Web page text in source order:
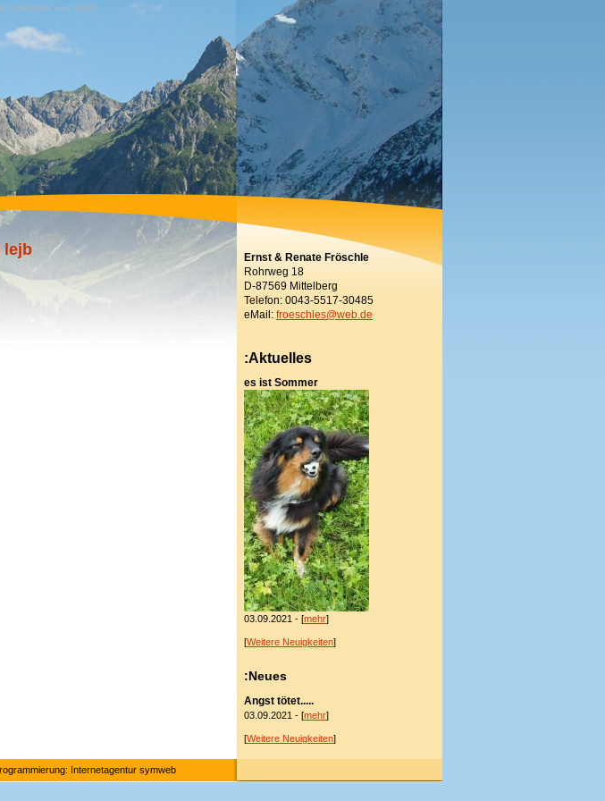
Leib,Seele und Geist,
lejb
Ernst & Renate Fröschle
Rohrweg 18
D-87569 Mittelberg
Telefon: 0043-5517-30485
eMail: froeschles@web.de
:Aktuelles
es ist Sommer
03.09.2021 - [mehr]
[Weitere Neuigkeiten]
:Neues
Angst tötet.....
03.09.2021 - [mehr]
[Weitere Neuigkeiten]
Internetagentur symweb